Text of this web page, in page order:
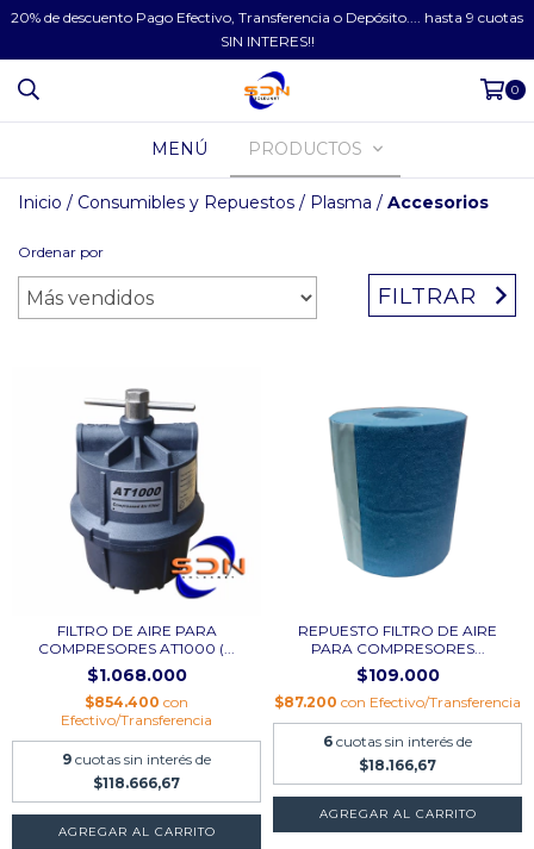
20% de descuento Pago Efectivo, Transferencia o Depósito.... hasta 9 cuotas
SIN INTERES!!
0
MENÚ PRODUCTOS
Inicio / Consumibles y Repuestos / Plasma / Accesorios
Ordenar por
FILTRAR
FILTRO DE AIRE PARA
COMPRESORES AT1000 (...
$1.068.000
$854.400 con
Efectivo/Transferencia
9 cuotas sin interés de
$118.666,67
REPUESTO FILTRO DE AIRE
PARA COMPRESORES...
$109.000
$87.200 con Efectivo/Transferencia
6 cuotas sin interés de
$18.166,67